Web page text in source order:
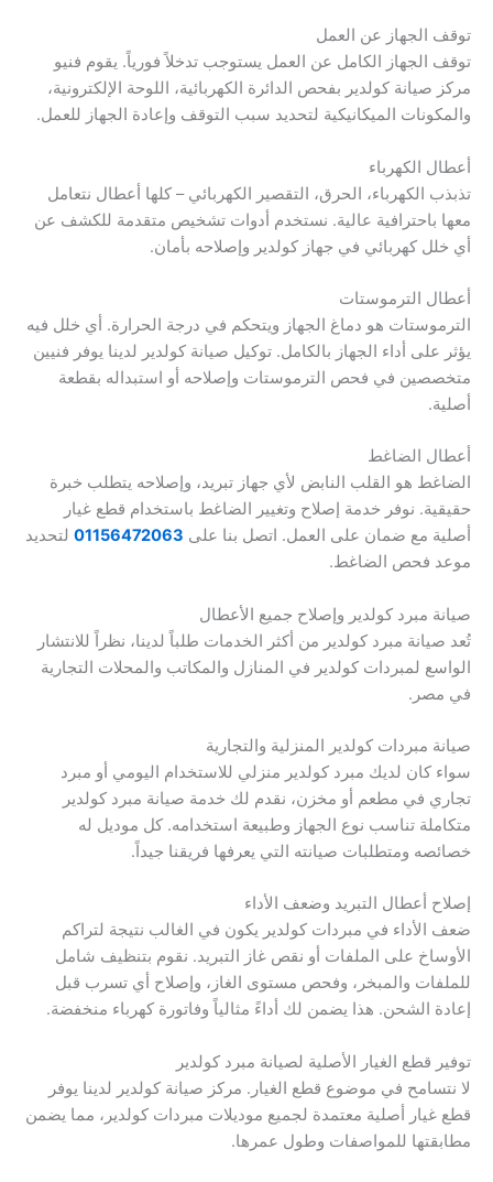
توقف الجهاز عن العمل
توقف الجهاز الكامل عن العمل يستوجب تدخلاً فورياً. يقوم فنيو
مركز صيانة كولدير بفحص الدائرة الكهربائية، اللوحة الإلكترونية،
والمكونات الميكانيكية لتحديد سبب التوقف وإعادة الجهاز للعمل.
أعطال الكهرباء
تذبذب الكهرباء، الحرق، التقصير الكهربائي – كلها أعطال نتعامل
معها باحترافية عالية. نستخدم أدوات تشخيص متقدمة للكشف عن
أي خلل كهربائي في جهاز كولدير وإصلاحه بأمان.
أعطال الترموستات
الترموستات هو دماغ الجهاز ويتحكم في درجة الحرارة. أي خلل فيه
يؤثر على أداء الجهاز بالكامل. توكيل صيانة كولدير لدينا يوفر فنيين
متخصصين في فحص الترموستات وإصلاحه أو استبداله بقطعة
أصلية.
أعطال الضاغط
الضاغط هو القلب النابض لأي جهاز تبريد، وإصلاحه يتطلب خبرة
حقيقية. نوفر خدمة إصلاح وتغيير الضاغط باستخدام قطع غيار
أصلية مع ضمان على العمل. اتصل بنا على 01156472063 لتحديد
موعد فحص الضاغط.
صيانة مبرد كولدير وإصلاح جميع الأعطال
تُعد صيانة مبرد كولدير من أكثر الخدمات طلباً لدينا، نظراً للانتشار
الواسع لمبردات كولدير في المنازل والمكاتب والمحلات التجارية
في مصر.
صيانة مبردات كولدير المنزلية والتجارية
سواء كان لديك مبرد كولدير منزلي للاستخدام اليومي أو مبرد
تجاري في مطعم أو مخزن، نقدم لك خدمة صيانة مبرد كولدير
متكاملة تناسب نوع الجهاز وطبيعة استخدامه. كل موديل له
خصائصه ومتطلبات صيانته التي يعرفها فريقنا جيداً.
إصلاح أعطال التبريد وضعف الأداء
ضعف الأداء في مبردات كولدير يكون في الغالب نتيجة لتراكم
الأوساخ على الملفات أو نقص غاز التبريد. نقوم بتنظيف شامل
للملفات والمبخر، وفحص مستوى الغاز، وإصلاح أي تسرب قبل
إعادة الشحن. هذا يضمن لك أداءً مثالياً وفاتورة كهرباء منخفضة.
توفير قطع الغيار الأصلية لصيانة مبرد كولدير
لا نتسامح في موضوع قطع الغيار. مركز صيانة كولدير لدينا يوفر
قطع غيار أصلية معتمدة لجميع موديلات مبردات كولدير، مما يضمن
مطابقتها للمواصفات وطول عمرها.